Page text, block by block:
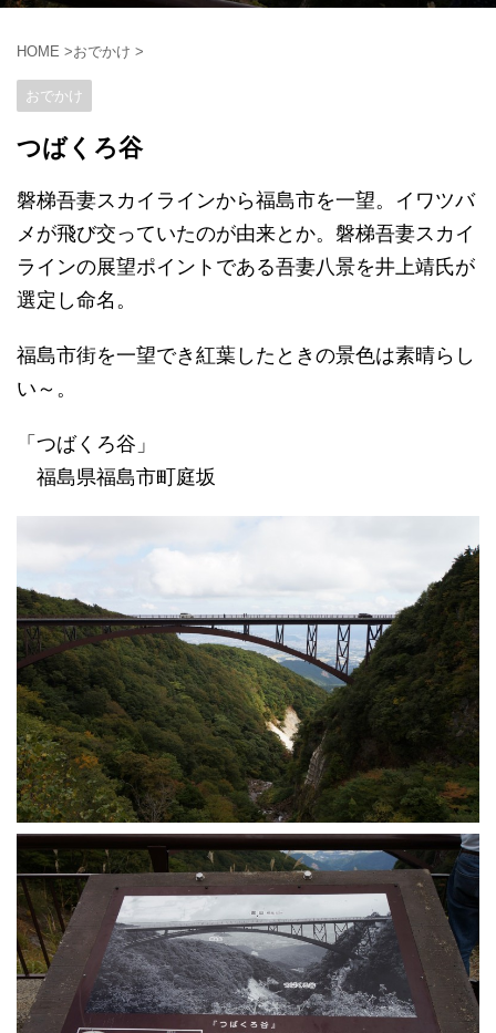
HOME >おでかけ >
おでかけ
つばくろ谷
磐梯吾妻スカイラインから福島市を一望。イワツバ
メが飛び交っていたのが由来とか。磐梯吾妻スカイ
ラインの展望ポイントである吾妻八景を井上靖氏が
選定し命名。
福島市街を一望でき紅葉したときの景色は素晴らし
い～。
「つばくろ谷」
福島県福島市町庭坂